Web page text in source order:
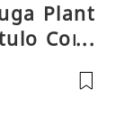
Plant
Cons